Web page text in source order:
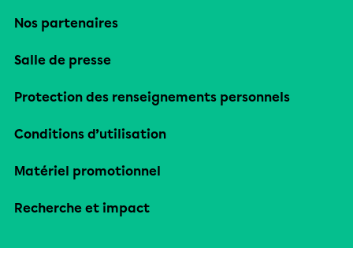
Nos partenaires
Salle de presse
Protection des renseignements personnels
Conditions d’utilisation
Matériel promotionnel
Recherche et impact